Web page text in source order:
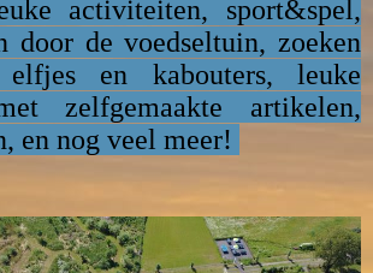
activiteiten, sport&spel,
door de voedseltuin, zoeken
elfjes en kabouters, leuke
zelfgemaakte artikelen,
en nog veel meer!